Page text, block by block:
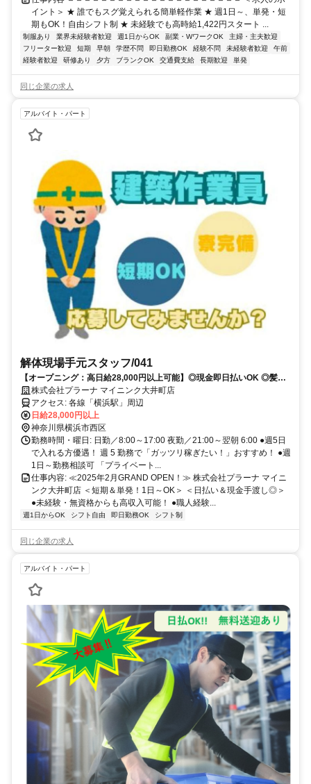
イント＞ ★ 誰でもスグ覚えられる簡単軽作業 ★ 週1日～、単発・短
期もOK！自由シフト制 ★ 未経験でも高時給1,422円スタート ...
制服あり 業界未経験者歓迎 週1日からOK 副業・WワークOK
主婦・主夫歓迎
フリーター歓迎
短期 早朝 学歴不問 即日勤務OK 経験不問 未経験者歓迎
午前
経験者歓迎
研修あり 夕方 ブランクOK 交通費支給 長期歓迎 単発
同じ企業の求人
アルバイト・パート
解体現場手元スタッフ/041
【オープニング：高日給28,000円以上可能】◎現金即日払いOK ◎髪型
自由 ◎週1日～OK
株式会社プラーナ マイニンク大井町店
アクセス: 各線「横浜駅」周辺
日給28,000円以上
神奈川県横浜市西区
勤務時間・曜日: 日勤／8:00～17:00 夜勤／21:00～翌朝 6:00 ●週5日
で入れる方優遇！ 週 5 勤務で「ガッツリ稼ぎたい！」おすすめ！ ●週
1日～勤務相談可 「プライベート...
仕事内容: ≪2025年2月GRAND OPEN！≫ 株式会社プラーナ マイニ
ンク大井町店 ＜短期＆単発！1日～OK＞ ＜日払い＆現金手渡し◎＞
●未経験・無資格からも高収入可能！ ●職人経験...
週1日からOK シフト自由 即日勤務OK シフト制
同じ企業の求人
アルバイト・パート